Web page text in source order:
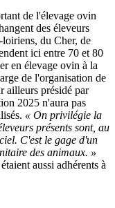
de l'élevage ovin
des éleveurs
loiriens, du Cher, de
ici entre 70 et 80
en élevage ovin à la
de l'organisation de
ailleurs présidé par
2025 n'aura pas
« On privilégie la
présents sont, au
C'est le gage d'un
des animaux. »
aussi adhérents à